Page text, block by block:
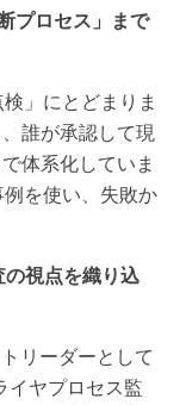
プロセス」まで
」にとどまりま
誰が承認して現
体系化していま
を使い、失敗か
視点を織り込
リーダーとして
イヤプロセス監